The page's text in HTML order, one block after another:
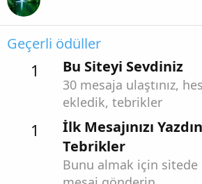
Geçerli ödüller
1 Bu Siteyi Sevdiniz
30 mesaja ulaştınız,
ekledik, tebrikler
1
İlk Mesajınızı
Tebrikler
Bunu almak için